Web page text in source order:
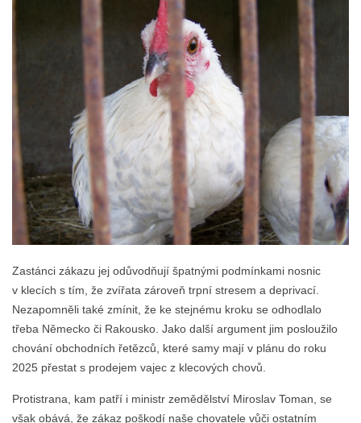
Zastánci zákazu jej odůvodňují špatnými podmínkami nosnic
v klecích s tím, že zvířata zároveň trpní stresem a deprivací.
Nezapomněli také zmínit, že ke stejnému kroku se odhodlalo
třeba Německo či Rakousko. Jako další argument jim posloužilo
chování obchodních řetězců, které samy mají v plánu do roku
2025 přestat s prodejem vajec z klecových chovů.
Protistrana, kam patří i ministr zemědělství Miroslav Toman, se
však obává, že zákaz poškodí naše chovatele vůči ostatním